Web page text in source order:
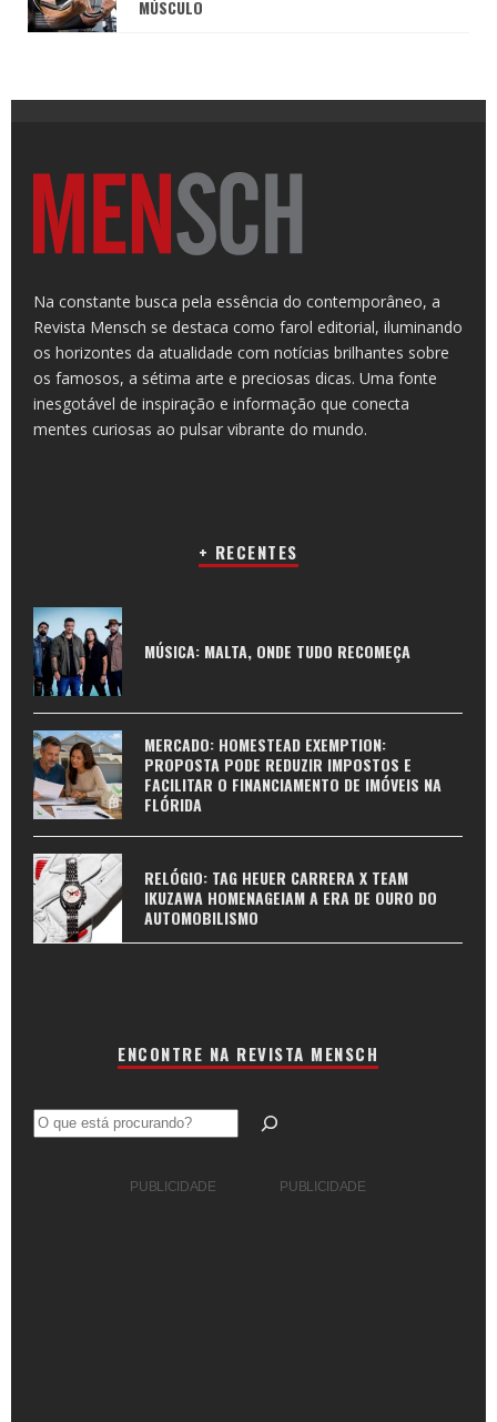
MÚSCULO
Na constante busca pela essência do contemporâneo, a
Revista Mensch se destaca como farol editorial, iluminando
os horizontes da atualidade com notícias brilhantes sobre
os famosos, a sétima arte e preciosas dicas. Uma fonte
inesgotável de inspiração e informação que conecta
mentes curiosas ao pulsar vibrante do mundo.
+ RECENTES
MÚSICA: MALTA, ONDE TUDO RECOMEÇA
MERCADO: HOMESTEAD EXEMPTION:
PROPOSTA PODE REDUZIR IMPOSTOS E
FACILITAR O FINANCIAMENTO DE IMÓVEIS NA
FLÓRIDA
RELÓGIO: TAG HEUER CARRERA X TEAM
IKUZAWA HOMENAGEIAM A ERA DE OURO DO
AUTOMOBILISMO
ENCONTRE NA REVISTA MENSCH
Pesquisar
PUBLICIDADE PUBLICIDADE